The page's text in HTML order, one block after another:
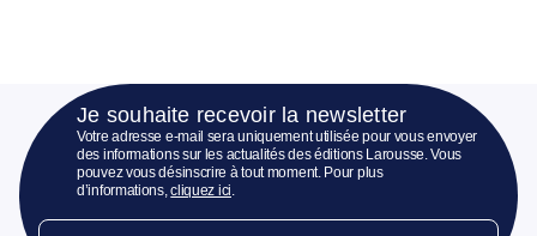
Je souhaite recevoir la newsletter
Votre adresse e-mail sera uniquement utilisée pour vous envoyer
des informations sur les actualités des éditions Larousse. Vous
pouvez vous désinscrire à tout moment. Pour plus
d’informations,cliquez ici.